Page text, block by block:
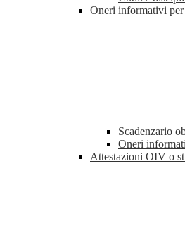
Oneri informativi
Scadenzario
Oneri
Attestazioni OIV o